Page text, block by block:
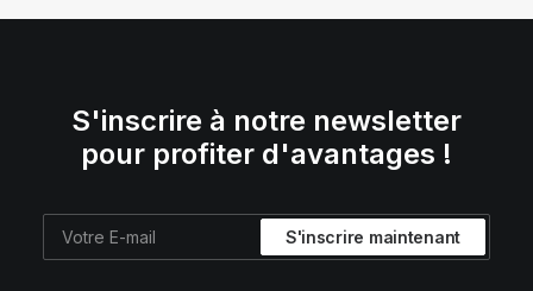
S'inscrire à notre newsletter
pour profiter d'avantages !